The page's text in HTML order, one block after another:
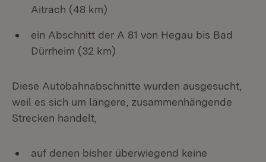
Aitrach (48 km)
ein Abschnitt der A 81 von Hegau bis Bad
Dürrheim (32 km)
Diese Autobahnabschnitte wurden ausgesucht,
weil es sich um längere, zusammenhängende
Strecken handelt,
auf denen bisher überwiegend keine